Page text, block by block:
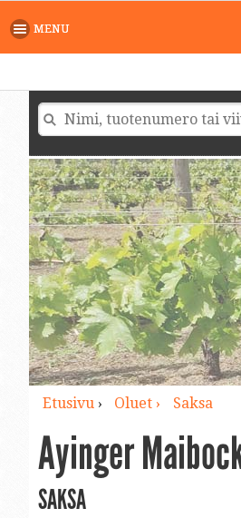
MENU
Etusivu› Oluet › Saksa
Ayinger
SAKSA